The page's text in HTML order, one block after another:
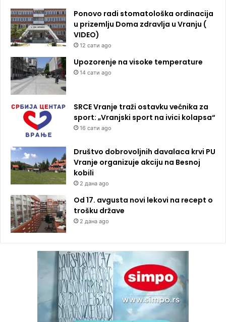
Ponovo radi stomatološka ordinacija
u prizemlju Doma zdravlja u Vranju (
VIDEO)
12 сати ago
Upozorenje na visoke temperature
14 сати ago
SRCE Vranje traži ostavku većnika za
sport: „Vranjski sport na ivici kolapsa“
16 сати ago
Društvo dobrovoljnih davalaca krvi PU
Vranje organizuje akciju na Besnoj
kobili
2 дана ago
Od 17. avgusta novi lekovi na recept o
trošku države
2 дана ago